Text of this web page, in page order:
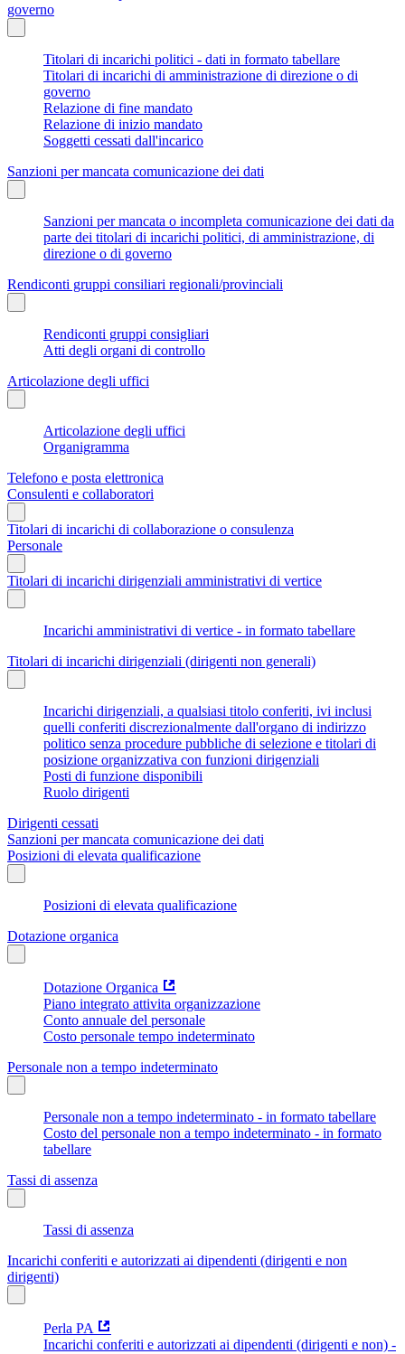
governo
Titolari di incarichi politici - dati in formato tabellare
Titolari di incarichi di amministrazione di direzione o di
governo
Relazione di fine mandato
Relazione di inizio mandato
Soggetti cessati dall'incarico
Sanzioni per mancata comunicazione dei dati
Sanzioni per mancata o incompleta comunicazione dei dati da
parte dei titolari di incarichi politici, di amministrazione, di
direzione o di governo
Rendiconti gruppi consiliari regionali/provinciali
Rendiconti gruppi consigliari
Atti degli organi di controllo
Articolazione degli uffici
Articolazione degli uffici
Organigramma
Telefono e posta elettronica
Consulenti e collaboratori
Titolari di incarichi di collaborazione o consulenza
Personale
Titolari di incarichi dirigenziali amministrativi di vertice
Incarichi amministrativi di vertice - in formato tabellare
Titolari di incarichi dirigenziali (dirigenti non generali)
Incarichi dirigenziali, a qualsiasi titolo conferiti, ivi inclusi
quelli conferiti discrezionalmente dall'organo di indirizzo
politico senza procedure pubbliche di selezione e titolari di
posizione organizzativa con funzioni dirigenziali
Posti di funzione disponibili
Ruolo dirigenti
Dirigenti cessati
Sanzioni per mancata comunicazione dei dati
Posizioni di elevata qualificazione
Posizioni di elevata qualificazione
Dotazione organica
Dotazione Organica
Piano integrato attivita organizzazione
Conto annuale del personale
Costo personale tempo indeterminato
Personale non a tempo indeterminato
Personale non a tempo indeterminato - in formato tabellare
Costo del personale non a tempo indeterminato - in formato
tabellare
Tassi di assenza
Tassi di assenza
Incarichi conferiti e autorizzati ai dipendenti (dirigenti e non
dirigenti)
Perla PA
Incarichi conferiti e autorizzati ai dipendenti (dirigenti e non) -